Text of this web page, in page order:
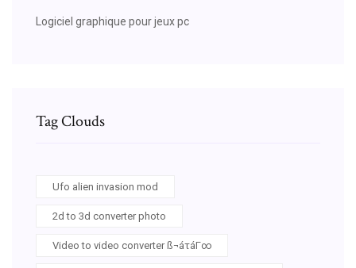
Logiciel graphique pour jeux pc
Tag Clouds
Ufo alien invasion mod
2d to 3d converter photo
Video to video converter ß¬áτáΓ∞